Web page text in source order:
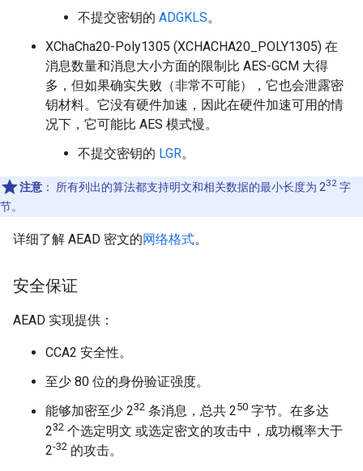
不提交密钥的 ADGKLS。
XChaCha20-Poly1305 (XCHACHA20_POLY1305) 在
消息数量和消息大小方面的限制比 AES-GCM 大得
多，但如果确实失败（非常不可能），它也会泄露密
钥材料。它没有硬件加速，因此在硬件加速可用的情
况下，它可能比 AES 模式慢。
不提交密钥的 LGR。
注意 ： 所有列出的算法都支持明文和相关数据的最小长度为 232 字
节。
详细了解 AEAD 密文的网络格式。
安全保证
AEAD 实现提供：
CCA2 安全性。
至少 80 位的身份验证强度。
能够加密至少 232 条消息，总共 250 字节。在多达
232 个选定明文 或选定密文的攻击中，成功概率大于
2-32 的攻击。